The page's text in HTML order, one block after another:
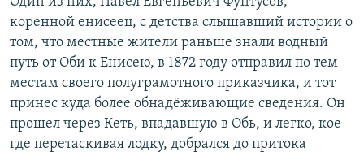
коренной енисеец, с детства слышавший истории о
том, что местные жители раньше знали водный
путь от Оби к Енисею, в 1872 году отправил по тем
местам своего полуграмотного приказчика, и тот
принес куда более обнадёживающие сведения. Он
прошел через Кеть, впадавшую в Обь, и легко, кое-
где перетаскивая лодку, добрался до притока